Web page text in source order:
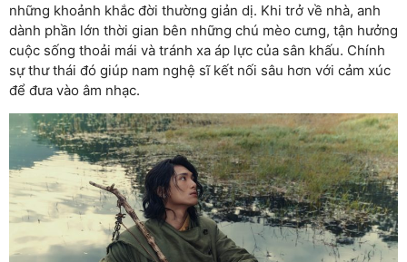
những khoảnh khắc đời thường giản dị. Khi trở về nhà, anh
dành phần lớn thời gian bên những chú mèo cưng, tận hưởng
cuộc sống thoải mái và tránh xa áp lực của sân khấu. Chính
sự thư thái đó giúp nam nghệ sĩ kết nối sâu hơn với cảm xúc
để đưa vào âm nhạc.